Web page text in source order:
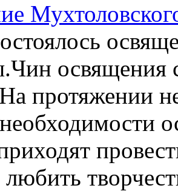
освящения
протяжении